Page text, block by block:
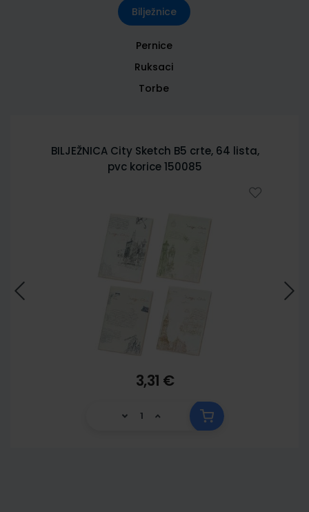
Bilježnice
Pernice
Ruksaci
Torbe
BILJEŽNICA City Sketch B5 crte, 64 lista,
pvc korice 150085
3,31 €